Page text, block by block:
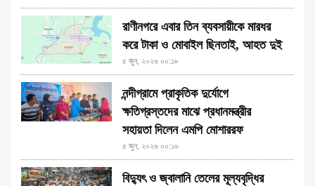
রাণীনগরে এবার তিন ব্যবসায়ীকে মারধর
করে টাকা ও মোবাইল ছিনতাই, আহত দুই
৫ জুন, ২০২৬ ০০:১৮
নন্দীগ্রামে প্রাকৃতিক দুর্যোগে
ক্ষতিগ্রস্তদের মাঝে প্রধানমন্ত্রীর
সহায়তা দিলেন এমপি মোশাররফ
৫ জুন, ২০২৬ ০০:১৬
বিদ্যুৎ ও জ্বালানি তেলের মূল্যবৃদ্ধির